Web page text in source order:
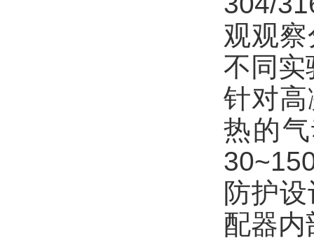
观观
不同实
针对
热的
防护
配器内